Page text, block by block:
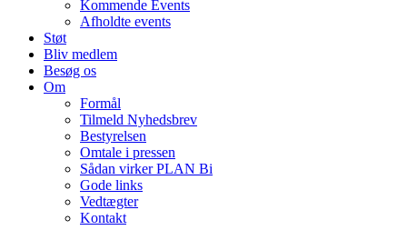
Kommende Events
Afholdte events
Støt
Bliv medlem
Besøg os
Om
Formål
Tilmeld Nyhedsbrev
Bestyrelsen
Omtale i pressen
Sådan virker PLAN Bi
Gode links
Vedtægter
Kontakt